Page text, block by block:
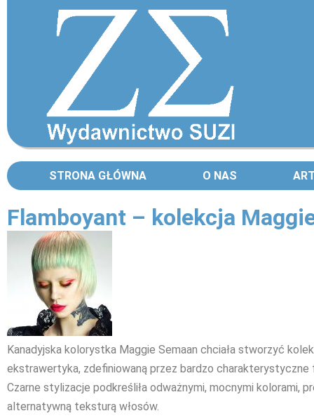
STRONA GŁÓWNA O NAS
Flamboyant – kolekcja
Kanadyjska kolorystka Maggie Semaan chciała stworzyć
ekstrawertyka, zdefiniowaną przez bardzo
Czarne stylizacje podkreśliła odważnymi, mocnymi kolorami,
alternatywną teksturą włosów.